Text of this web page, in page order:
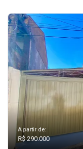
A partir de:
R$ 290.000